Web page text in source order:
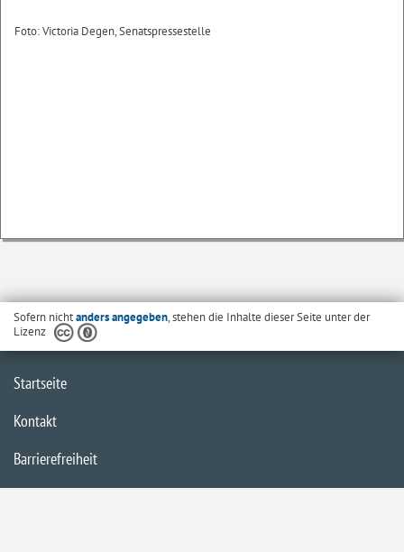
Foto: Victoria Degen, Senatspressestelle
Sofern nichtanders angegeben, stehen die Inhalte dieser Seite unter der
Lizenz
Startseite
Kontakt
Barrierefreiheit